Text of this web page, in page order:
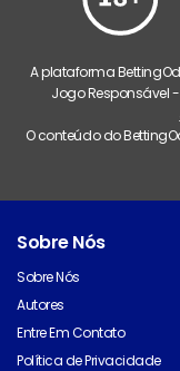
A plataforma
Jogo Responsável
O conteúdo do
Sobre Nós
Sobre Nós
Autores
Entre Em Contato
Política de Privacidade